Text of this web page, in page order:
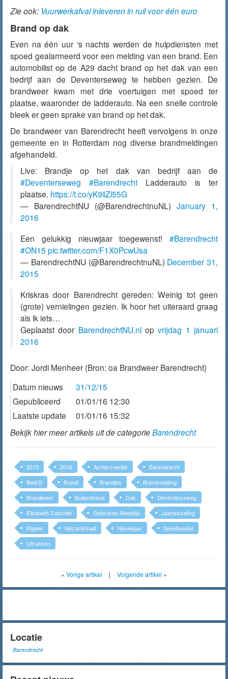
Zie ook: Vuurwerkafval inleveren in ruil voor één euro
Brand op dak
Even na één uur ‘s nachts werden de hulpdiensten met
spoed gealarmeerd voor een melding van een brand. Een
automobilist op de A29 dacht brand op het dak van een
bedrijf aan de Deventerseweg te hebben gezien. De
brandweer kwam met drie voertuigen met spoed ter
plaatse, waaronder de ladderauto. Na een snelle controle
bleek er geen sprake van brand op het dak.
De brandweer van Barendrecht heeft vervolgens in onze
gemeente en in Rotterdam nog diverse brandmeldingen
afgehandeld.
Live: Brandje op het dak van bedrijf aan de
#Deventerseweg
#Barendrecht Ladderauto is ter
plaatse. https://t.co/yK9iiZl55G
— BarendrechtNU (@BarendrechtnuNL) January 1,
2016
Een gelukkig nieuwjaar toegewenst! #Barendrecht
#ON15 pic.twitter.com/F1X0PcwUsa
— BarendrechtNU (@BarendrechtnuNL) December 31,
2015
Kriskras door Barendrecht gereden: Weinig tot geen
(grote) vernielingen gezien. Ik hoor het uiteraard graag
als ik iets…
Geplaatst door BarendrechtNU.nlopvrijdag 1 januari
2016
Door: Jordi Menheer (Bron: oa Brandweer Barendrecht)
Datum nieuws
31/12/15
Gepubliceerd
01/01/16 12:30
Laatste update
01/01/16 15:32
Bekijk hier meer artikels uit de categorieBarendrecht
2015 2016 Achterzeedijk
Barendrecht
Bedrijf
Brand Brandjes
Brandmelding
Brandweer
Buitenbrand Dak
Deventerseweg
Elisabeth Catsvliet
Gebroken Meeldijk
Jaarwisseling
Klipper
Mozartstraat Nieuwjaar
Speeltoestel
Uitrukken
« Vorige artikel | Volgende artikel »
Locatie
Barendrecht